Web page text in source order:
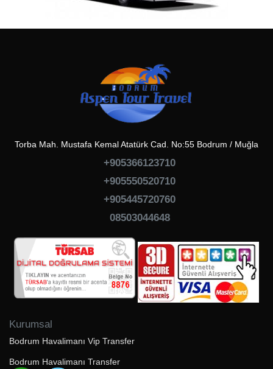
Torba Mah. Mustafa Kemal Atatürk Cad. No:55 Bodrum / Muğla
+905366123710
+905550520710
+905445720760
08503044648
Kurumsal
Bodrum Havalimanı Vip Transfer
Bodrum Havalimanı Transfer